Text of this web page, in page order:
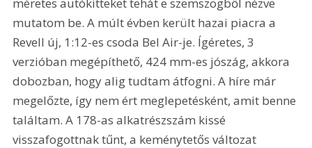
mutatom be. A múlt évben került hazai piacra a
Revell új, 1:12-es csoda Bel Air-je. Ígéretes, 3
verzióban megépíthető, 424 mm-es jószág, akkora
dobozban, hogy alig tudtam átfogni. A híre már
megelőzte, így nem ért meglepetésként, amit benne
találtam. A 178-as alkatrészszám kissé
visszafogottnak tűnt, a keménytetős változat